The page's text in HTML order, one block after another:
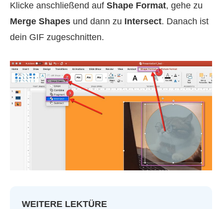
Klicke anschließend auf Shape Format, gehe zu
Merge Shapes und dann zu Intersect. Danach ist
dein GIF zugeschnitten.
WEITERE LEKTÜRE